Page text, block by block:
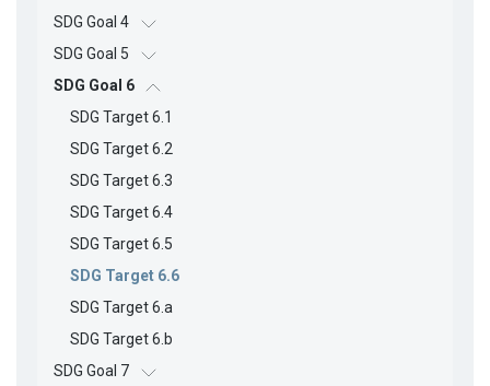
SDG Goal 4
SDG Goal 5
SDG Goal 6
SDG Target 6.1
SDG Target 6.2
SDG Target 6.3
SDG Target 6.4
SDG Target 6.5
SDG Target 6.6
SDG Target 6.a
SDG Target 6.b
SDG Goal 7